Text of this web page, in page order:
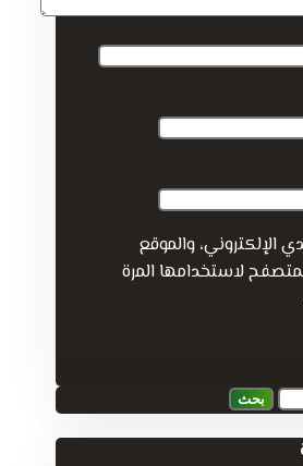
الإلكتروني، والموقع
لاستخدامها المرة
بحث